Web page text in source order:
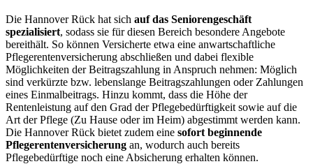
Die Hannover Rück hat sich auf das Seniorengeschäft
spezialisiert, sodass sie für diesen Bereich besondere Angebote
bereithält. So können Versicherte etwa eine anwartschaftliche
Pflegerentenversicherung abschließen und dabei flexible
Möglichkeiten der Beitragszahlung in Anspruch nehmen: Möglich
sind verkürzte bzw. lebenslange Beitragszahlungen oder Zahlungen
eines Einmalbeitrags. Hinzu kommt, dass die Höhe der
Rentenleistung auf den Grad der Pflegebedürftigkeit sowie auf die
Art der Pflege (Zu Hause oder im Heim) abgestimmt werden kann.
Die Hannover Rück bietet zudem eine sofort beginnende
Pflegerentenversicherung an, wodurch auch bereits
Pflegebedürftige noch eine Absicherung erhalten können.